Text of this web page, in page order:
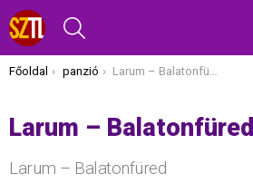
Itt vagy most:
Főoldal panzió Larum – Balatonfüred
Larum – Balatonfüred
Larum – Balatonfüred